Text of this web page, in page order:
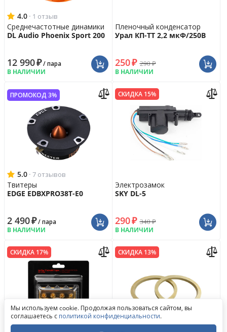
4.0 · 1 отзыв
Среднечастотные динамики
DL Audio Phoenix Sport 200
12 990₽/ пара
В НАЛИЧИИ
Пленочный конденсатор
Урал КП-ТТ 2,2 мкФ/250В
250₽ 290₽
В НАЛИЧИИ
ПРОМОКОД 3%
5.0 · 7 отзывов
Твитеры
EDGE EDBXPRO38T-E0
2 490₽/ пара
В НАЛИЧИИ
СКИДКА 15%
Электрозамок
SKY DL-5
290₽ 340₽
В НАЛИЧИИ
СКИДКА 17% СКИДКА 13%
Обратный звонок
Написать в ВКонтакте
Написать в MAX
Мы используем cookie. Продолжая пользоваться сайтом, вы
соглашаетесь с политикой конфиденциальности.